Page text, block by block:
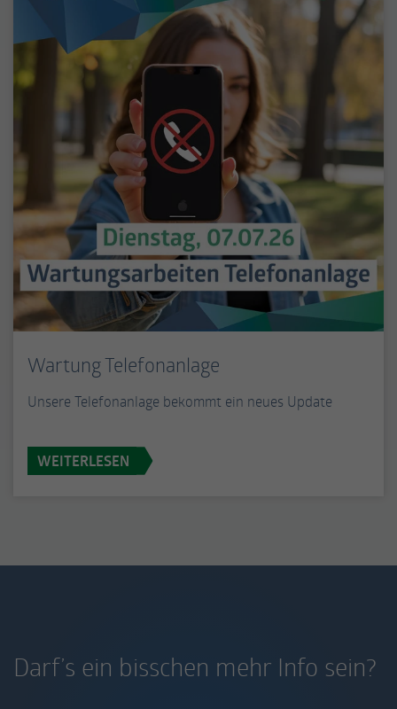
Wartung Telefonanlage
Unsere Telefonanlage bekommt ein neues Update
WEITERLESEN
Darf’s ein bisschen mehr Info sein?